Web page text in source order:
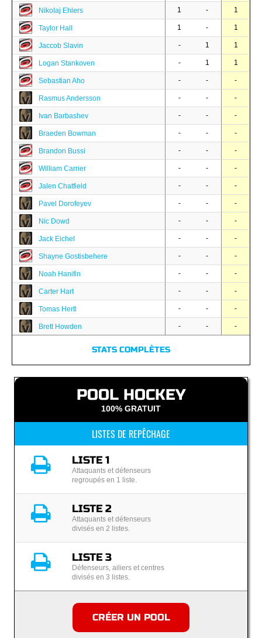
Nikolaj Ehlers 1 - 1
Taylor Hall 1 - 1
Jaccob Slavin - 1 1
Logan Stankoven - 1 1
Sebastian Aho - - -
Rasmus Andersson - - -
Ivan Barbashev - - -
Braeden Bowman - - -
Brandon Bussi - - -
William Carrier - - -
Jalen Chatfield - - -
Pavel Dorofeyev - - -
Nic Dowd - - -
Jack Eichel - - -
Shayne Gostisbehere - - -
Noah Hanifin - - -
Carter Hart - - -
Tomas Hertl - - -
Brett Howden - - -
STATS COMPLÈTES
POOL HOCKEY
100% GRATUIT
LISTES DE REPÊCHAGE
LISTE 1
Attaquants et défenseurs
regroupés en 1 liste.
LISTE 2
Attaquants et défenseurs
divisés en 2 listes.
LISTE 3
Défenseurs, ailiers et centres
divisés en 3 listes.
CRÉER UN POOL